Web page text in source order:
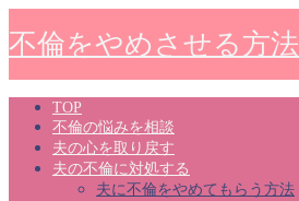
不倫をやめさせる方法
TOP
不倫の悩みを相談
夫の心を取り戻す
夫の不倫に対処する
夫に不倫をやめてもらう方法